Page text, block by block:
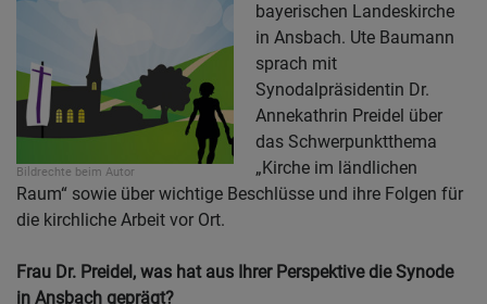
Bildrechte beim Autor
bayerischen Landeskirche
in Ansbach. Ute Baumann
sprach mit
Synodalpräsidentin Dr.
Annekathrin Preidel über
das Schwerpunktthema
„Kirche im ländlichen
Raum“ sowie über wichtige Beschlüsse und ihre Folgen für
die kirchliche Arbeit vor Ort.
Frau Dr. Preidel, was hat aus Ihrer Perspektive die Synode
in Ansbach geprägt?